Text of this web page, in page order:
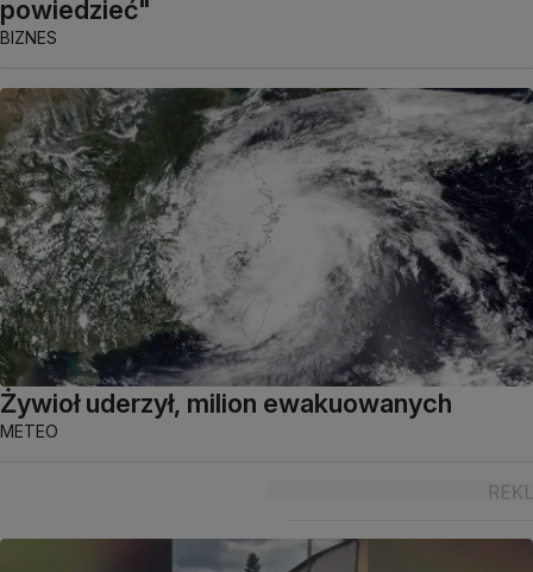
powiedzieć"
BIZNES
Żywioł uderzył, milion ewakuowanych
METEO